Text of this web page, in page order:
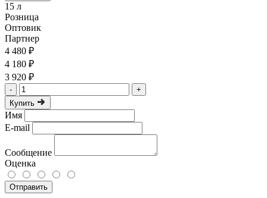
15 л
Розница
Оптовик
Партнер
4 480 ₽
4 180 ₽
3 920 ₽
-
+
Купить
Имя
E-mail
Сообщение
Оценка
Отправить